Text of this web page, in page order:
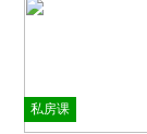
私房课